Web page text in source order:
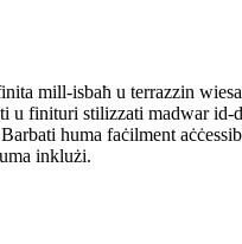
mill-isbaħ u terrazzin
u finituri stilizzati madwar
huma faċilment
inklużi.